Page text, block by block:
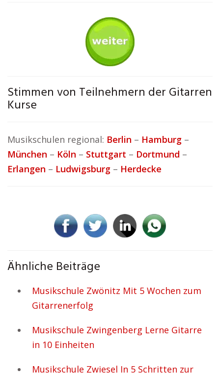
Stimmen von Teilnehmern der Gitarren
Kurse
Musikschulen regional: Berlin – Hamburg –
München – Köln – Stuttgart – Dortmund –
Erlangen – Ludwigsburg – Herdecke
Ähnliche Beiträge
Musikschule Zwönitz Mit 5 Wochen zum
Gitarrenerfolg
Musikschule Zwingenberg Lerne Gitarre
in 10 Einheiten
Musikschule Zwiesel In 5 Schritten zur